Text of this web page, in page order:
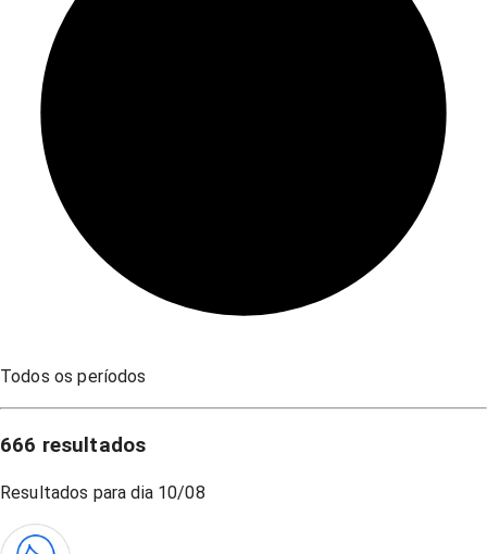
Todos os períodos
666 resultados
Resultados para dia 10/08